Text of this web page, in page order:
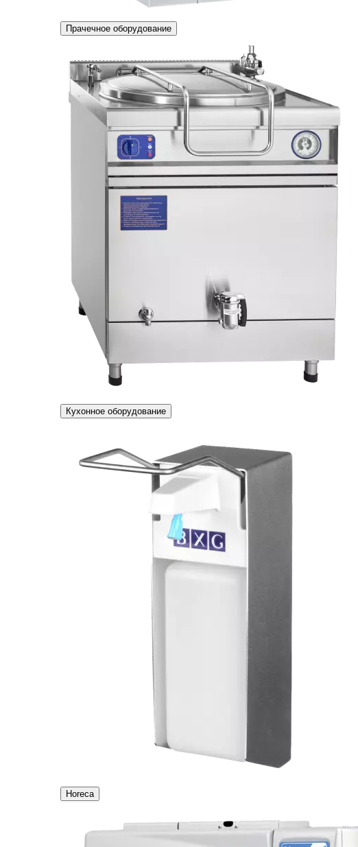
Прачечное оборудование
Кухонное оборудование
Horeca